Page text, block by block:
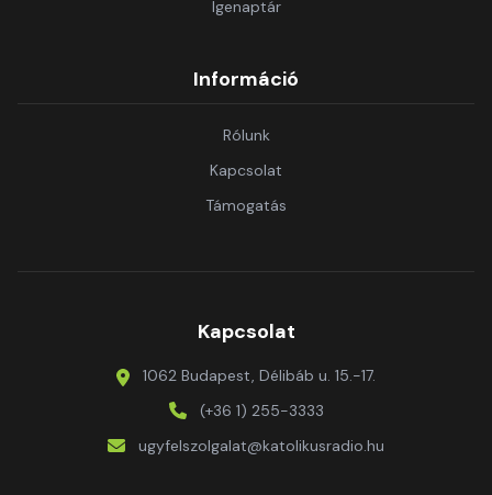
Igenaptár
Információ
Rólunk
Kapcsolat
Támogatás
Kapcsolat
1062 Budapest, Délibáb u. 15.-17.
(+36 1) 255-3333
ugyfelszolgalat@katolikusradio.hu